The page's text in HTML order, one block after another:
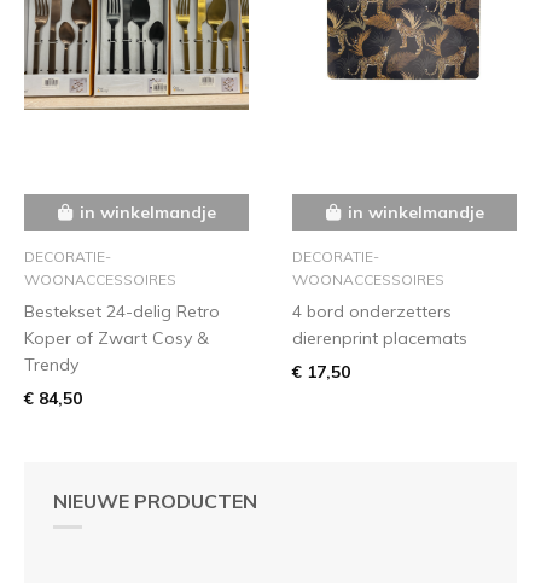
NIEUWE PRODUCTEN
in winkelmandje
DECORATIE-
WOONACCESSOIRES
Bestekset 24-delig Retro
Koper of Zwart Cosy &
Trendy
€ 84,50
in winkelmandje
DECORATIE-
WOONACCESSOIRES
4 bord onderzetters
dierenprint placemats
€ 17,50